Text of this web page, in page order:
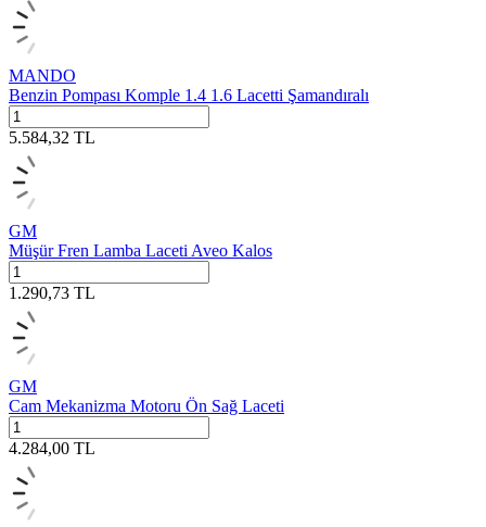
MANDO
Benzin Pompası Komple 1.4 1.6 Lacetti Şamandıralı
5.584,32 TL
GM
Müşür Fren Lamba Laceti Aveo Kalos
1.290,73 TL
GM
Cam Mekanizma Motoru Ön Sağ Laceti
4.284,00 TL